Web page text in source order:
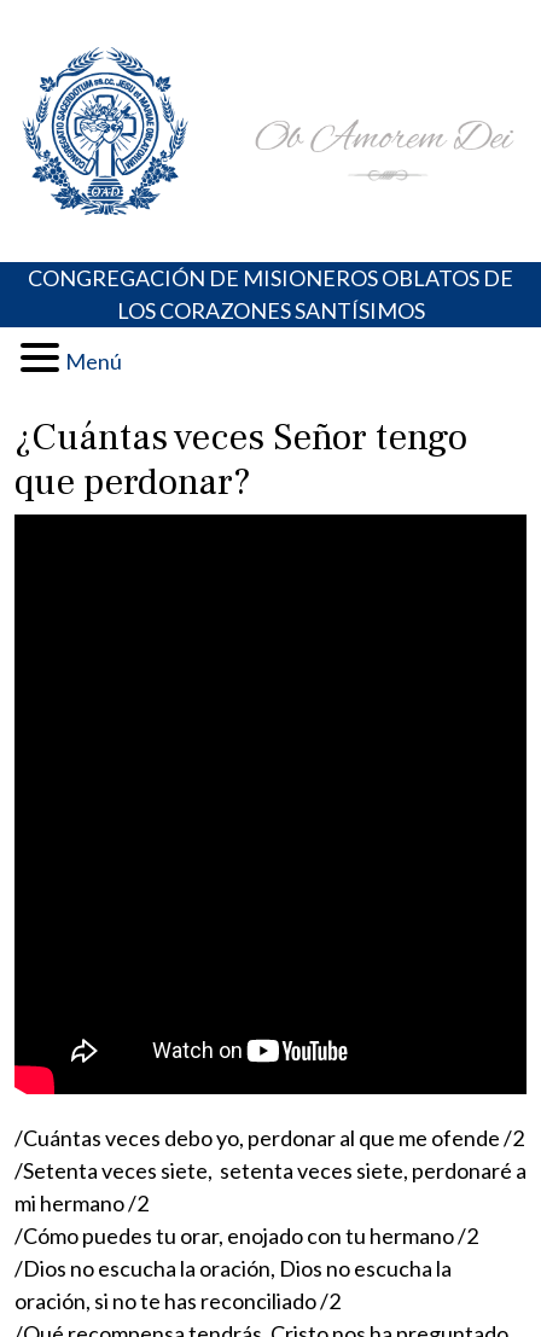
content
Portal de los Padres Oblatos. Advocaciones Marianas,
Oraciones, Música religiosa y más
CONGREGACIÓN DE MISIONEROS OBLATOS DE
LOS CORAZONES SANTÍSIMOS
Menú
¿Cuántas veces Señor tengo
que perdonar?
/Cuántas veces debo yo, perdonar al que me ofende /2
/Setenta veces siete, setenta veces siete, perdonaré a
mi hermano /2
/Cómo puedes tu orar, enojado con tu hermano /2
/Dios no escucha la oración, Dios no escucha la
oración, si no te has reconciliado /2